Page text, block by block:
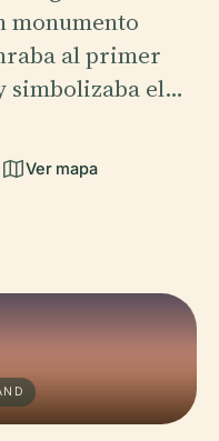
monumento
al primer
simbolizaba el…
Ver mapa